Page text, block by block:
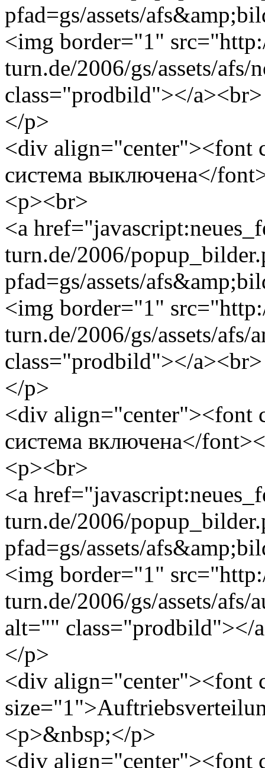
pfad=gs/assets/
<img border="1"
turn.de/2006/gs/assets/
class="prodbild"></a><br>
</p>
<div align="center"><font
система выключена</
<p><br>
<a
turn.de/2006/
pfad=gs/assets/
<img border="1"
turn.de/2006/gs/assets/
class="prodbild"></a><br>
</p>
<div align="center"><font
система включена</
<p><br>
<a
turn.de/2006/
pfad=gs/assets/
<img border="1"
turn.de/2006/gs/assets/
alt="" class="prodbild"></
</p>
<div align="center"><font
<p>&nbsp;</p>
<div align="center"><font